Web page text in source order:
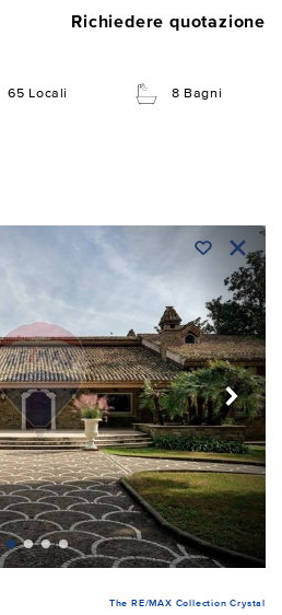
Richiedere quotazione
65 Locali 8 Bagni
The RE/MAX Collection Crystal